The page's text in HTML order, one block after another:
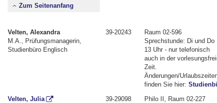
Zum Seitenanfang
Velten, Alexandra
M.A., Prüfungsmanagerin,
Studienbüro Englisch
39-20243
Raum 02-596
Sprechstunde: Di und Do
13 Uhr - nur telefonisch
auch in der
Zeit.
Änderungen/
finden Sie hier:
Velten, Julia
39-29098
Philo II, Raum 02-227